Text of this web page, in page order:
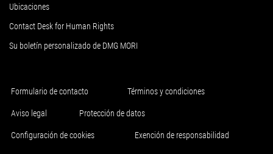
Ubicaciones
Contact Desk for Human Rights
Su boletín personalizado de DMG MORI
Formulario de contacto Términos y condiciones
Aviso legal Protección de datos
Configuración de cookies Exención de responsabilidad